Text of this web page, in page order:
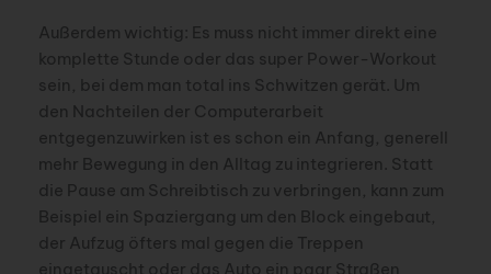
Außerdem wichtig: Es muss nicht immer direkt eine
komplette Stunde oder das super Power-Workout
sein, bei dem man total ins Schwitzen gerät. Um
den Nachteilen der Computerarbeit
entgegenzuwirken ist es schon ein Anfang, generell
mehr Bewegung in den Alltag zu integrieren. Statt
die Pause am Schreibtisch zu verbringen, kann zum
Beispiel ein Spaziergang um den Block eingebaut,
der Aufzug öfters mal gegen die Treppen
eingetauscht oder das Auto ein paar Straßen